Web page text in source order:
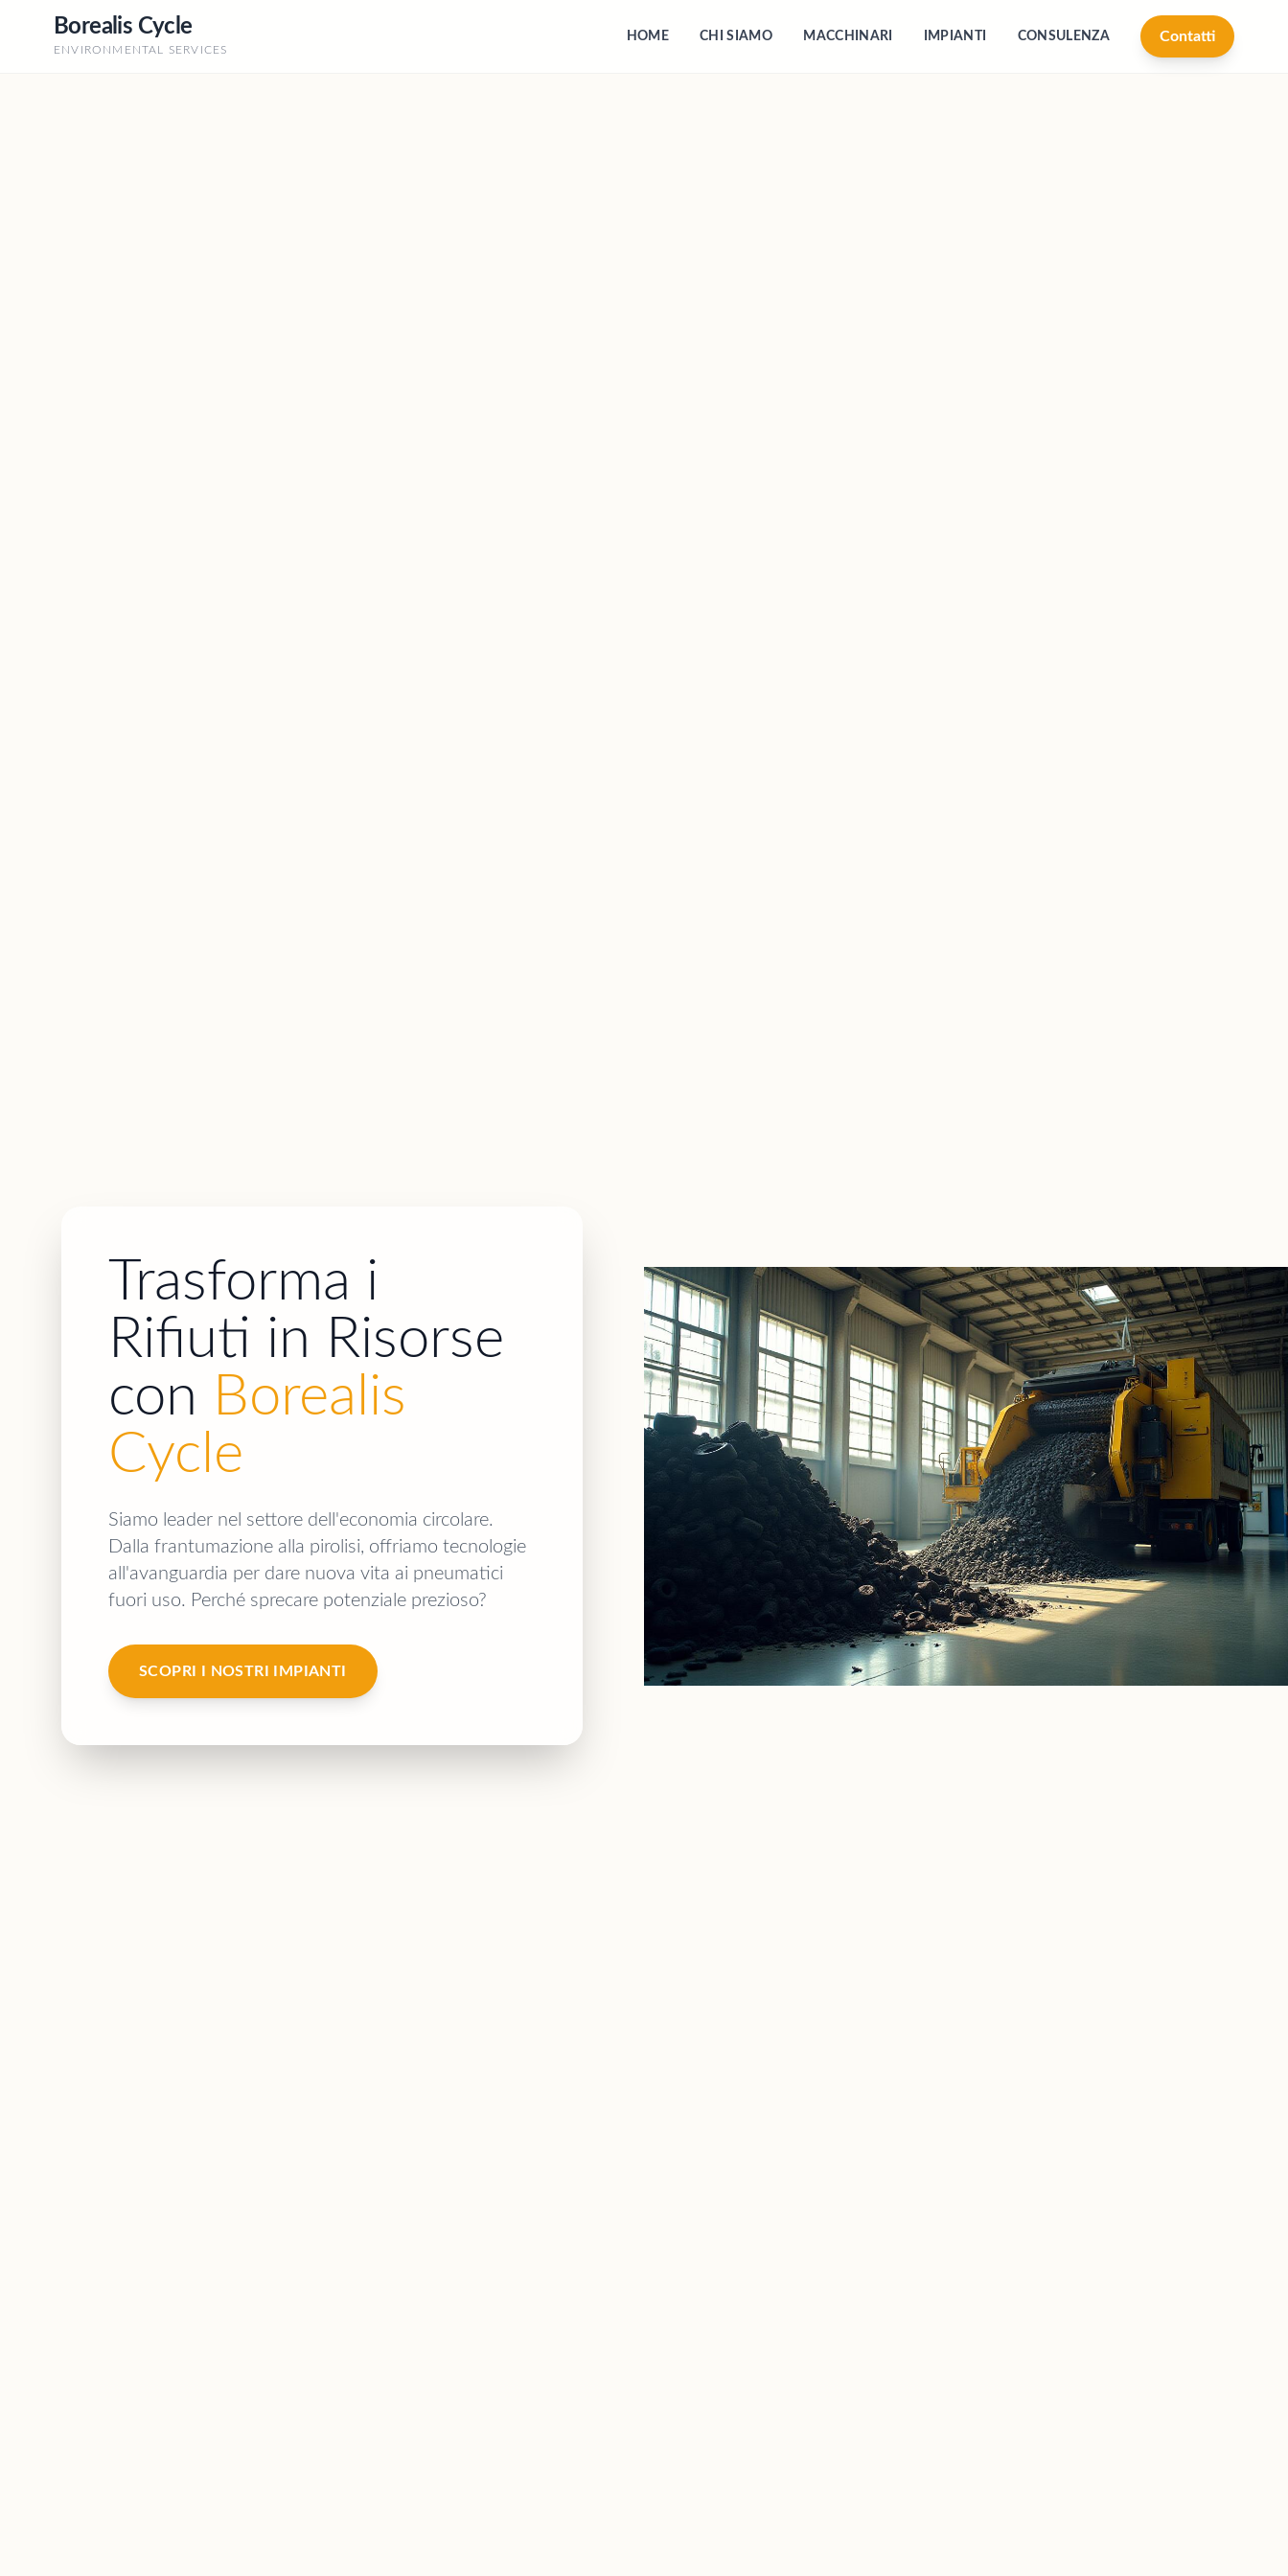
Borealis Cycle
ENVIRONMENTAL SERVICES
HOME CHI SIAMO MACCHINARI IMPIANTI CONSULENZA Contatti
Trasforma i
Rifiuti in Risorse
con Borealis
Cycle
Siamo leader nel settore dell'economia circolare.
Dalla frantumazione alla pirolisi, offriamo tecnologie
all'avanguardia per dare nuova vita ai pneumatici
fuori uso. Perché sprecare potenziale prezioso?
SCOPRI I NOSTRI IMPIANTI